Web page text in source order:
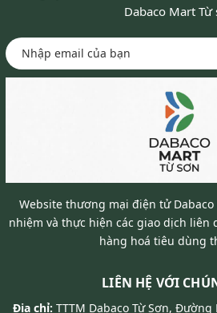
Dabaco Mart Từ
Website thương mại điện tử
nhiệm và thực hiện các giao dịch liên
hàng hoá tiêu dùng
LIÊN HỆ VỚI
Địa chỉ: TTTM Dabaco Từ Sơn,